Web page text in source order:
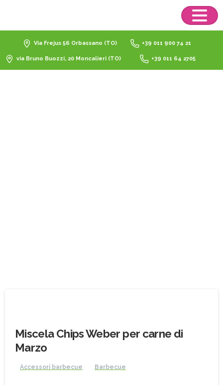
Via Frejus 56 Orbassano (TO) +39 011 900 74 21
via Bruno Buozzi, 20 Moncalieri (TO) +39 011 64 2705
Miscela Chips Weber per carne di
Marzo
Accessori barbecue Barbecue